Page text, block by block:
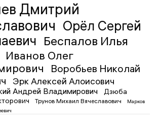
Дмитрий
Орёл Сергей
Беспалов Илья
Иванов Олег
Воробьев Николай
Эрк Алексей Алоисович
Андрей Владимирович
Дзюба
Трунов Михаил Вячеславович
Марков